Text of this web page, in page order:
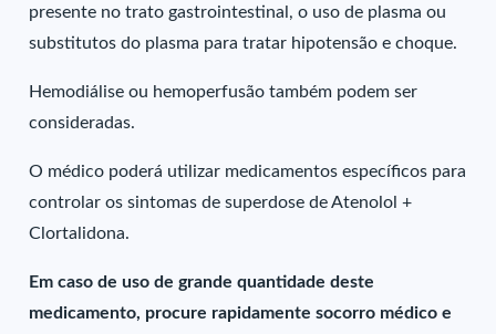
presente no trato gastrointestinal, o uso de plasma ou
substitutos do plasma para tratar hipotensão e choque.
Hemodiálise ou hemoperfusão também podem ser
consideradas.
O médico poderá utilizar medicamentos específicos para
controlar os sintomas de superdose de Atenolol +
Clortalidona.
Em caso de uso de grande quantidade deste
medicamento, procure rapidamente socorro médico e